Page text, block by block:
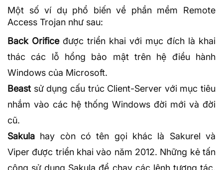
Một số ví dụ phổ biến về phần mềm Remote
Access Trojan như sau:
Back Orificeđược triển khai với mục đích là khai
thác các lỗ hổng bảo mậttrên hệ điều hành
Windows của Microsoft.
Beast sử dụng cấu trúc Client-Server với mục tiêu
nhắm vào các hệ thống Windows đời mới và đời
cũ.
Sakula hay còn có tên gọi khác là Sakurel và
Viper được triển khai vào năm 2012. Những kẻ tấn
công sử dụng Sakula để chạy các lệnh tương tác,